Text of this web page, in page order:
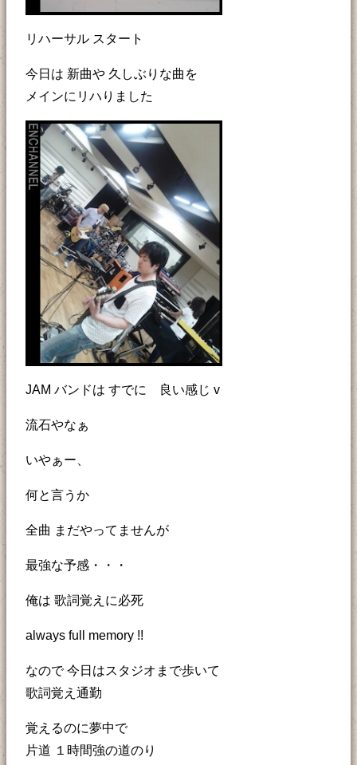
リハーサル スタート
今日は 新曲や 久しぶりな曲を
メインにリハりました
JAM バンドは すでに 良い感じ v
流石やなぁ
いやぁー、
何と言うか
全曲 まだやってませんが
最強な予感・・・
俺は 歌詞覚えに必死
always full memory !!
なので 今日はスタジオまで歩いて
歌詞覚え通勤
覚えるのに夢中で
片道 １時間強の道のり